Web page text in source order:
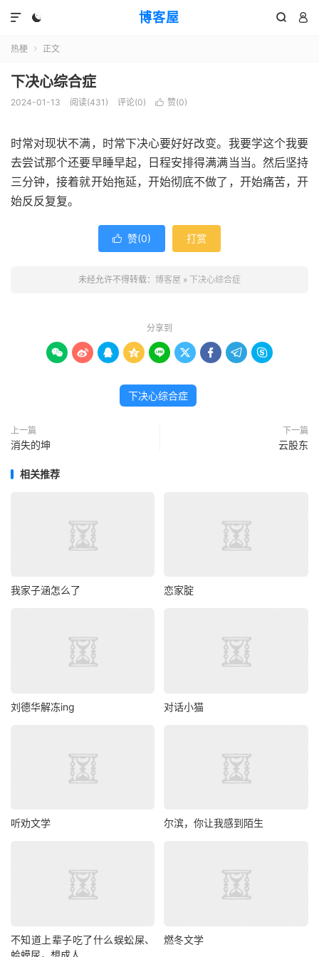
博客屋
  

热梗  正文
下决心综合症
2024-01-13 阅读(431) 评论(0)  赞(0)
时常对现状不满，时常下决心要好好改变。我要学这个我要
去尝试那个还要早睡早起，日程安排得满满当当。然后坚持
三分钟，接着就开始拖延，开始彻底不做了，开始痛苦，开
始反反复复。
 赞(0) 打赏
未经允许不得转载： 博客屋 » 下决心综合症
分享到
        
下决心综合症
上一篇
消失的坤
下一篇
云股东
相关推荐
我家子涵怎么了 恋家腚
刘德华解冻ing 对话小猫
听劝文学 尔滨，你让我感到陌生
不知道上辈子吃了什么蜈蚣屎、
蛤蟆尿，想成人
燃冬文学